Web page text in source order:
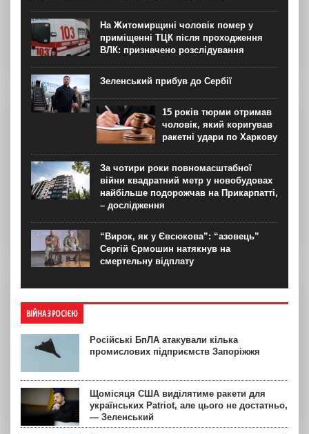
На Житомирщині чоловік помер у
приміщенні ТЦК після проходження
ВЛК: призначено розслідування
Зеленський прибув до Сербії
15 років тюрми отримав
чоловік, який коригував
ракетні удари по Харкову
За чотири роки повномасштабної
війни квадратний метр у новобудовах
найбільше подорожчав на Прикарпатті,
– дослідження
“Вирок, як у Євсюкова”: “азовець”
Сергій Єрмошин натякнув на
смертельну відплату
ВІЙНА З РОСІЄЮ
Російські БпЛА атакували кілька
промислових підприємств Запоріжжя
Щомісяця США виділятиме ракети для
українських Patriot, але цього не достатньо,
— Зеленський